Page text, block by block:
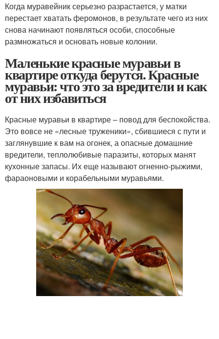
Когда муравейник серьезно разрастается, у матки
перестает хватать феромонов, в результате чего из них
снова начинают появляться особи, способные
размножаться и основать новые колонии.
Маленькие красные муравьи в
квартире откуда берутся. Красные
муравьи: что это за вредители и как
от них избавиться
Красные муравьи в квартире – повод для беспокойства.
Это вовсе не «лесные труженики», сбившиеся с пути и
заглянувшие к вам на огонек, а опасные домашние
вредители, теплолюбивые паразиты, которых манят
кухонные запасы. Их еще называют огненно-рыжими,
фараоновыми и корабельными муравьями.